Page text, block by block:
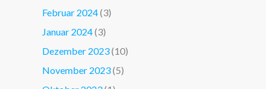
Februar 2024(3)
Januar 2024(3)
Dezember 2023(10)
November 2023(5)